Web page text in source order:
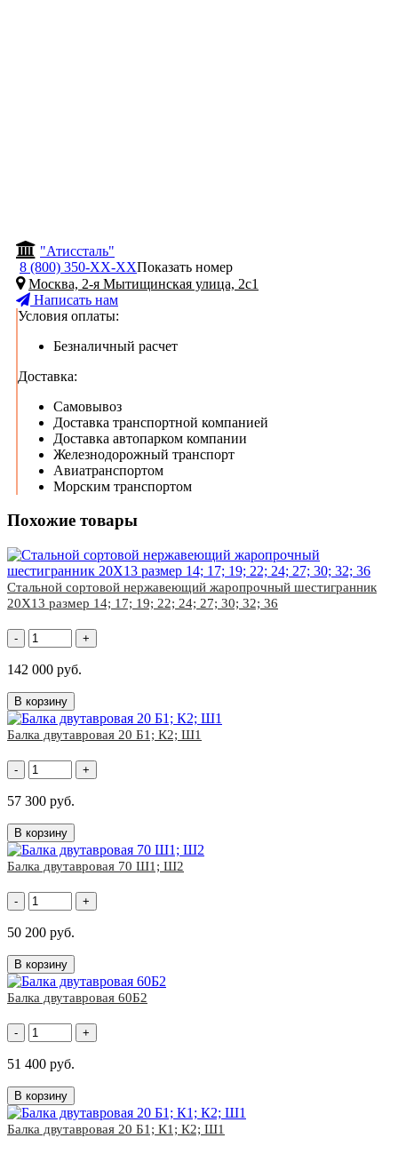
"Атиссталь"
8 (800) 350-ХХ-ХХПоказать номер
Москва, 2-я Мытищинская улица, 2с1
Написать нам
Условия оплаты:
Безналичный расчет
Доставка:
Самовывоз
Доставка транспортной компанией
Доставка автопарком компании
Железнодорожный транспорт
Авиатранспортом
Морским транспортом
Похожие товары
Стальной сортовой нержавеющий жаропрочный шестигранник
20Х13 размер 14; 17; 19; 22; 24; 27; 30; 32; 36
- +
142 000 руб.
В корзину
Балка двутавровая 20 Б1; К2; Ш1
- +
57 300 руб.
В корзину
Балка двутавровая 70 Ш1; Ш2
- +
50 200 руб.
В корзину
Балка двутавровая 60Б2
- +
51 400 руб.
В корзину
Балка двутавровая 20 Б1; К1; К2; Ш1